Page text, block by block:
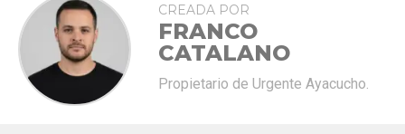
CREADA POR
FRANCO
CATALANO
Propietario de Urgente Ayacucho.